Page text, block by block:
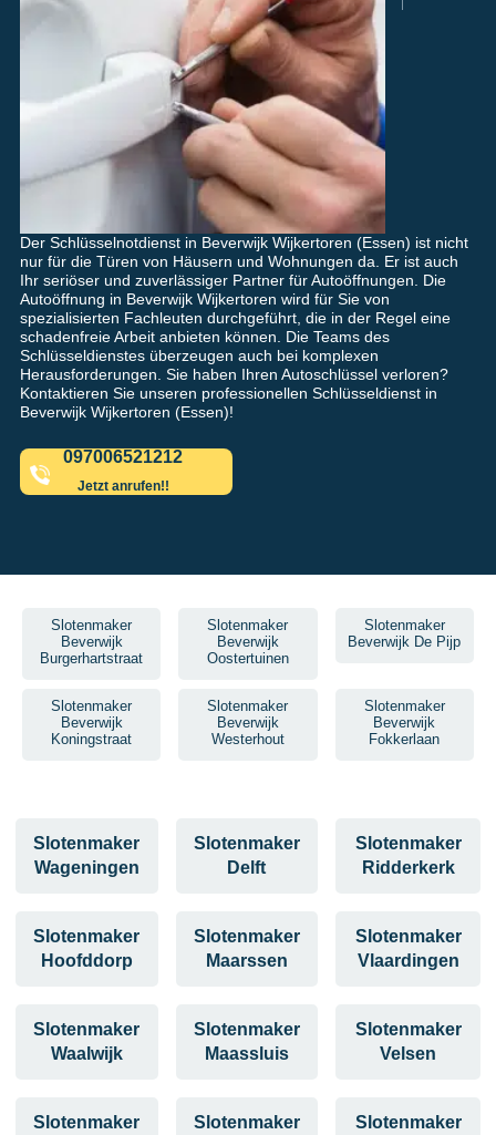
Der Schlüsselnotdienst in Beverwijk Wijkertoren (Essen) ist nicht
nur für die Türen von Häusern und Wohnungen da. Er ist auch
Ihr seriöser und zuverlässiger Partner für Autoöffnungen. Die
Autoöffnung in Beverwijk Wijkertoren wird für Sie von
spezialisierten Fachleuten durchgeführt, die in der Regel eine
schadenfreie Arbeit anbieten können. Die Teams des
Schlüsseldienstes überzeugen auch bei komplexen
Herausforderungen. Sie haben Ihren Autoschlüssel verloren?
Kontaktieren Sie unseren professionellen Schlüsseldienst in
Beverwijk Wijkertoren (Essen)!
097006521212
Jetzt anrufen!!
Slotenmaker
Beverwijk
Burgerhartstraat
Slotenmaker
Beverwijk
Oostertuinen
Slotenmaker
Beverwijk De Pijp
Slotenmaker
Beverwijk
Koningstraat
Slotenmaker
Beverwijk
Westerhout
Slotenmaker
Beverwijk
Fokkerlaan
Slotenmaker
Wageningen
Slotenmaker
Delft
Slotenmaker
Ridderkerk
Slotenmaker
Hoofddorp
Slotenmaker
Maarssen
Slotenmaker
Vlaardingen
Slotenmaker
Waalwijk
Slotenmaker
Maassluis
Slotenmaker
Velsen
Slotenmaker
Slotenmaker
Slotenmaker